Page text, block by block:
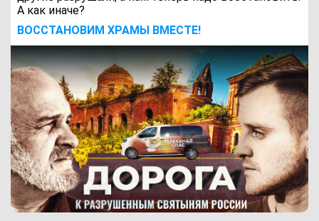
А как иначе?
ВОCСТАНОВИМ ХРАМЫ ВМЕСТЕ!